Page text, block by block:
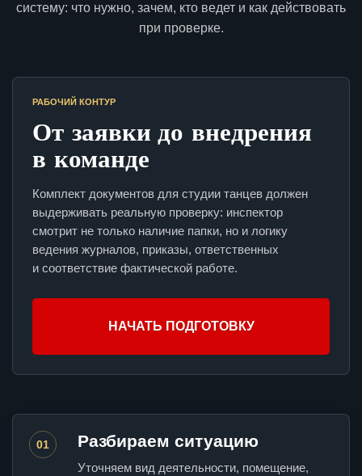
систему: что нужно, зачем, кто ведет и как действовать
при проверке.
РАБОЧИЙ КОНТУР
От заявки до внедрения
в команде
Комплект документов для студии танцев должен
выдерживать реальную проверку: инспектор
смотрит не только наличие папки, но и логику
ведения журналов, приказы, ответственных
и соответствие фактической работе.
НАЧАТЬ ПОДГОТОВКУ
01 Разбираем ситуацию
Уточняем вид деятельности, помещение,